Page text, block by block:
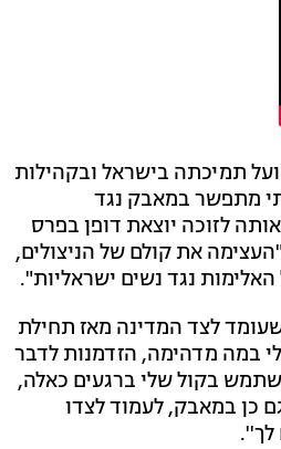
תמיכתה בישראל ובקהילות
מתפשר במאבק נגד
לזוכה יוצאת דופן בפרס
את קולם של הניצולים,
נגד נשים ישראליות".
לצד המדינה מאז תחילת
במה מדהימה, הזדמנות לדבר
בקול שלי ברגעים כאלה,
כן במאבק, לעמוד לצדו
לך''.